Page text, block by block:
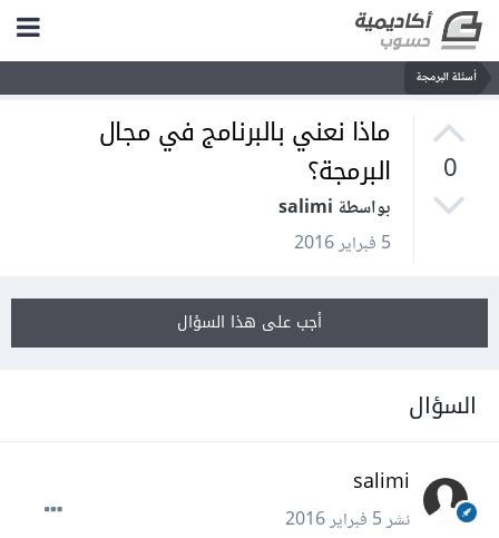
أسئلة البرمجة
0
ماذا نعني بالبرنامج في مجال
البرمجة؟
بواسطة salimi
5 فبراير 2016
أجب على هذا السؤال
السؤال
salimi
نشر5 فبراير 2016